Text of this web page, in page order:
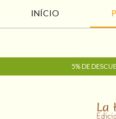
INÍCIO
5% DE